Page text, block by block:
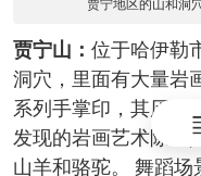
贾宁地区的山和洞
贾宁山： 位于哈伊勒
洞穴，里面有大量岩
系列手掌印，其历史
发现的岩画艺术除了
山羊和骆驼。 舞蹈